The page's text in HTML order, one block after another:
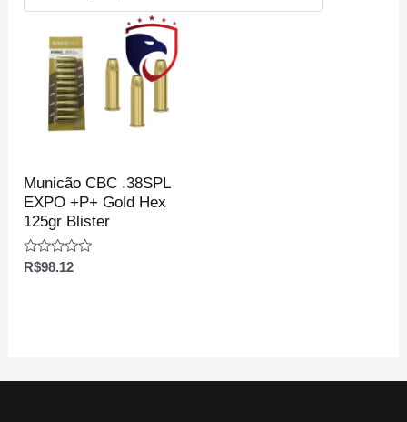
Municão CBC .38SPL
EXPO +P+ Gold Hex
125gr Blister
Avaliação
R$98.12